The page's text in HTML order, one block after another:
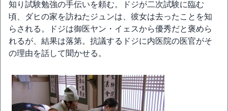
知り試験勉強の手伝いを頼む。ドジが二次試験に臨む
頃、ダヒの家を訪ねたジュンは、彼女は去ったことを知
らされる。ドジは御医ヤン・イェスから優秀だと褒めら
れるが、結果は落第。抗議するドジに内医院の医官がそ
の理由を話して聞かせる。